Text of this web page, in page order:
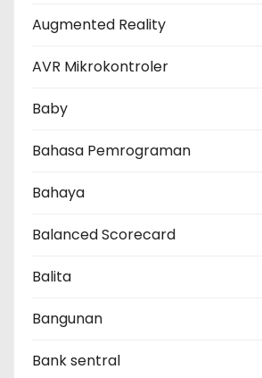
Augmented Reality
AVR Mikrokontroler
Baby
Bahasa Pemrograman
Bahaya
Balanced Scorecard
Balita
Bangunan
Bank sentral